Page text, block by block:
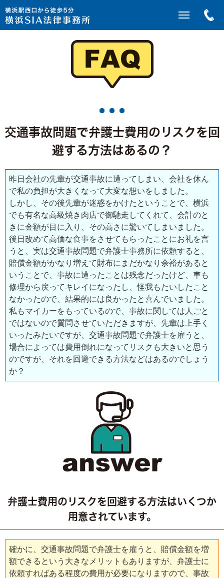
交通事故問題で弁護士費用のリスクを回
避する方法はあるの？
昨日会社の先輩が交通事故に遭ってしまい、会社を休ん
で私の負担が大きくなって大変な想いをしました。
しかし、その後先輩が迷惑をかけたということで、横浜
でも有名な高級焼き肉店で御馳走してくれて、会計のと
きに金額が目に入り、その高さに驚いてしまいました。
後日改めて高価な食事をさせてもらったことにお礼を言
うと、実は交通事故問題で弁護士事務所に依頼すると、
賠償金額がかなり増えて財布にまだかなり余裕があると
いうことで、事故に遭ったことは残念だったけど、車も
修理から戻ってキレイになったし、怪我もたいしたこと
なかったので、結果的には良かったと喜んでいました。
私もマイカーをもっているので、事故に関しては人ごと
ではないので質問させていただきますが、先輩は上手く
いったみたいですが、交通事故問題で弁護士を雇うと、
場合によっては費用倒れになってリスクも大きいと思う
のですが、それを回避できる方法などはあるのでしょう
か？
弁護士費用のリスクを回避する方法はいくつか
用意されています。
確かに、交通事故問題で弁護士を雇うと、賠償金額を増
額できるという大きなメリットもありますが、弁護士に
依頼すればある程度の費用が必要になりますので、事故